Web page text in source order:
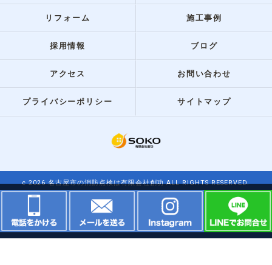
リフォーム 施工事例
採用情報 ブログ
アクセス お問い合わせ
プライバシーポリシー サイトマップ
c 2026 名古屋市の消防点検は有限会社創功 ALL RIGHTS RESERVED.